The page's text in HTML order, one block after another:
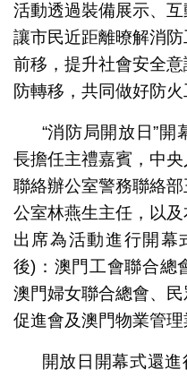
活動透過裝備展示、
讓市民近距離暸解消
前移，提升社會安全
防轉移，共同做好防火
“消防局開放日”開
長擔任主禮嘉賓，中
聯絡辦公室警務聯絡
公室林燕生主任，以
出席為活動進行開幕
後)：澳門工會聯合總
澳門婦女聯合總會、
促進會及澳門物業管理
開放日開幕式還進